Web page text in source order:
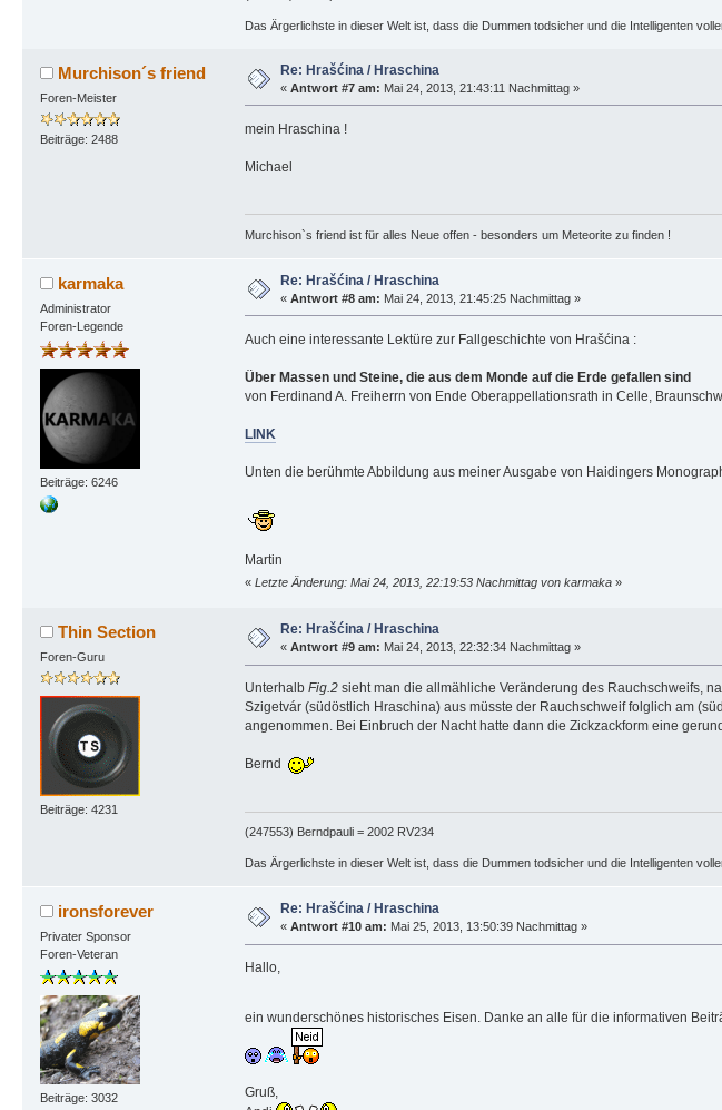
Das Ärgerlichste in dieser Welt ist, dass die Dummen todsicher und die Intelligenten
Murchison´s friend
Foren-Meister
Beiträge: 2488
Re: Hrašćina / Hraschina
« Antwort #7 am: Mai 24, 2013, 21:43:11 Nachmittag »
mein Hraschina !
Michael
Murchison`s friend ist für alles Neue offen - besonders um Meteorite zu finden !
karmaka
Administrator
Foren-Legende
Beiträge: 6246
Re: Hrašćina / Hraschina
« Antwort #8 am: Mai 24, 2013, 21:45:25 Nachmittag »
Auch eine interessante Lektüre zur Fallgeschichte von Hrašćina :
Über Massen und Steine, die aus dem Monde auf die Erde gefallen sind
von Ferdinand A. Freiherrn von Ende Oberappellationsrath in Celle,
LINK
Unten die berühmte Abbildung aus meiner Ausgabe von Haidingers
Martin
« Letzte Änderung: Mai 24, 2013, 22:19:53 Nachmittag von karmaka»
Thin Section
Foren-Guru
Beiträge: 4231
Re: Hrašćina / Hraschina
« Antwort #9 am: Mai 24, 2013, 22:32:34 Nachmittag »
Unterhalb Fig.2sieht man die allmähliche Veränderung des Rauchschweifs,
Szigetvár (südöstlich Hraschina) aus müsste der Rauchschweif folglich am
angenommen. Bei Einbruch der Nacht hatte dann die Zickzackform eine
Bernd
(247553) Berndpauli = 2002 RV234
Das Ärgerlichste in dieser Welt ist, dass die Dummen todsicher und die Intelligenten
ironsforever
Privater Sponsor
Foren-Veteran
Beiträge: 3032
Re: Hrašćina / Hraschina
« Antwort #10 am: Mai 25, 2013, 13:50:39 Nachmittag »
Hallo,
ein wunderschönes historisches Eisen. Danke an alle für die informativen
Gruß,